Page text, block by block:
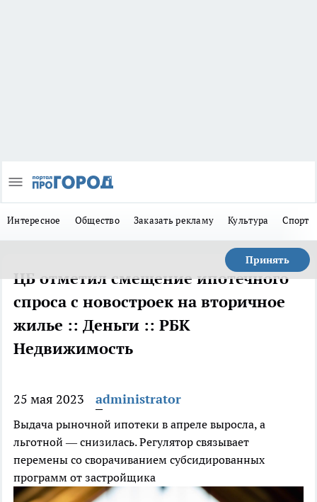
Интересное Общество Заказать рекламу Культура Спорт
Принять
ЦБ отметил смещение ипотечного
спроса с новостроек на вторичное
жилье :: Деньги :: РБК
Недвижимость
25 мая 2023 administrator
Выдача рыночной ипотеки в апреле выросла, а
льготной — снизилась. Регулятор связывает
перемены со сворачиванием субсидированных
программ от застройщика